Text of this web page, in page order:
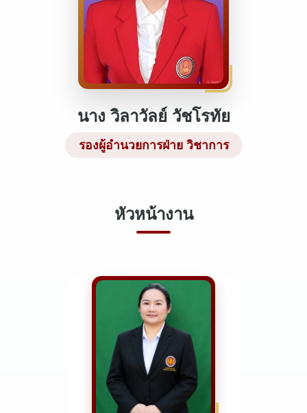
นาง วิลาวัลย์ วัชโรทัย
รองผู้อำนวยการฝ่าย วิชาการ
หัวหน้างาน